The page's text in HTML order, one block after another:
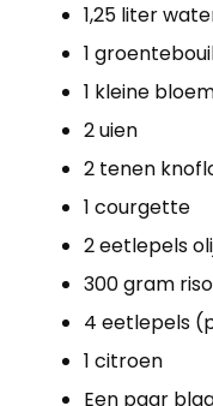
1,25 liter
1
1 kleine
2 uien
2 tenen
1 courgette
2 eetlepels
300 gram
4 eetlepels
1 citroen
Een paar